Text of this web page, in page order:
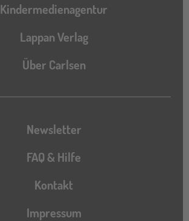
Kindermedienagentur
Lappan Verlag
Über Carlsen
Newsletter
FAQ & Hilfe
Kontakt
Impressum